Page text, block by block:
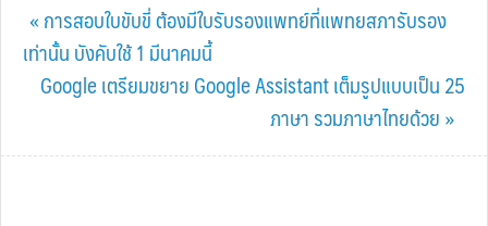
Previous
Post:
« การสอบใบขับขี่ ต้องมีใบรับรองแพทย์ที่แพทยสภารับรอง
เท่านั้น บังคับใช้ 1 มีนาคมนี้
Next
Google เตรียมขยาย Google Assistant เต็มรูปแบบเป็น 25
ภาษา รวมภาษาไทยด้วย »